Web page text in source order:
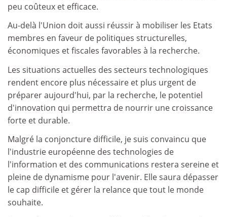
peu coûteux et efficace.
Au-delà l'Union doit aussi réussir à mobiliser les Etats
membres en faveur de politiques structurelles,
économiques et fiscales favorables à la recherche.
Les situations actuelles des secteurs technologiques
rendent encore plus nécessaire et plus urgent de
préparer aujourd'hui, par la recherche, le potentiel
d'innovation qui permettra de nourrir une croissance
forte et durable.
Malgré la conjoncture difficile, je suis convaincu que
l'industrie européenne des technologies de
l'information et des communications restera sereine et
pleine de dynamisme pour l'avenir. Elle saura dépasser
le cap difficile et gérer la relance que tout le monde
souhaite.